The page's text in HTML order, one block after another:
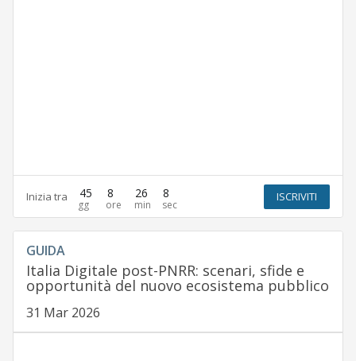
Inizia tra 45 8 26 8 ISCRIVITI
GUIDA
Italia Digitale post-PNRR: scenari, sfide e
opportunità del nuovo ecosistema pubblico
31 Mar 2026